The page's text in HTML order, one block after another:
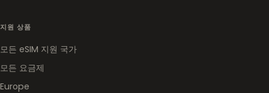
지원 상품
모든 eSIM 지원 국가
모든 요금제
Europe